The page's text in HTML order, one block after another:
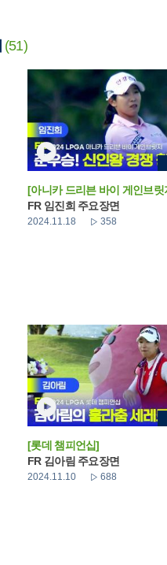
(51)
[아니카 드리븐 바이 게인브릿
FR 임진희 주요장면
2024.11.18 358
[롯데 챔피언십]
FR 김아림 주요장면
2024.11.10 688